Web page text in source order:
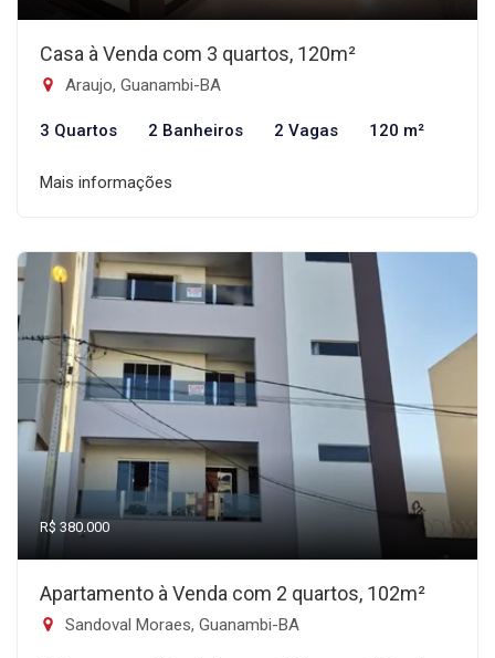
Casa à Venda com 3 quartos, 120m²
Araujo, Guanambi-BA
3 Quartos 2 Banheiros 2 Vagas 120 m²
Mais informações
R$ 380.000
Apartamento à Venda com 2 quartos, 102m²
Sandoval Moraes, Guanambi-BA